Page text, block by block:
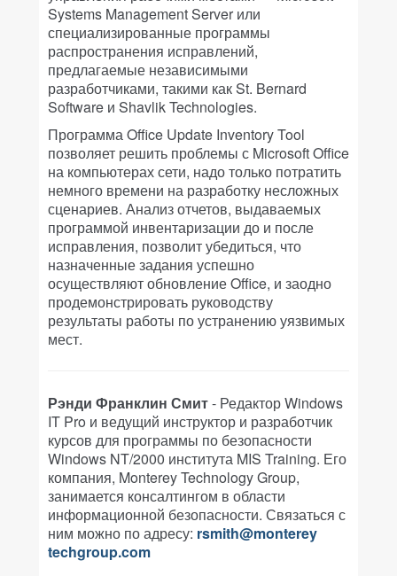
Systems Management Server или
специализированные программы
распространения исправлений,
предлагаемые независимыми
разработчиками, такими как St. Bernard
Software и Shavlik Technologies.
Программа Office Update Inventory Tool
позволяет решить проблемы с Microsoft Office
на компьютерах сети, надо только потратить
немного времени на разработку несложных
сценариев. Анализ отчетов, выдаваемых
программой инвентаризации до и после
исправления, позволит убедиться, что
назначенные задания успешно
осуществляют обновление Office, и заодно
продемонстрировать руководству
результаты работы по устранению уязвимых
мест.
Рэнди Франклин Смит- Редактор Windows
IT Pro и ведущий инструктор и разработчик
курсов для программы по безопасности
Windows NT/2000 института MIS Training. Его
компания, Monterey Technology Group,
занимается консалтингом в области
информационной безопасности. Связаться с
ним можно по адресу: rsmith@monterey
techgroup.com